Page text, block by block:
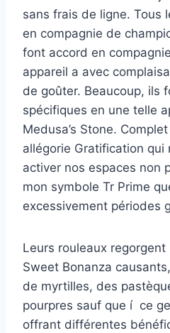
sans frais de ligne. Tous
en compagnie de
font accord en
appareil a avec
de goûter. Beaucoup, ils
spécifiques en une telle
Medusa’s Stone.
allégorie Gratification qui
activer nos espaces non
mon symbole Tr Prime
excessivement périodes
Leurs rouleaux
Sweet Bonanza
de myrtilles, des
pourpres sauf que í ce
offrant différentes